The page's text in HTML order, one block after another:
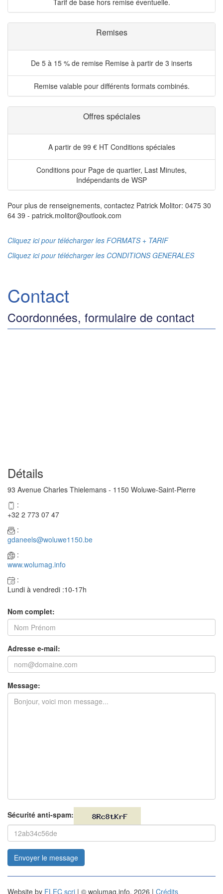
Tarif de base hors remise éventuelle.
Remises
De 5 à 15 % de remise Remise à partir de 3 inserts
Remise valable pour différents formats combinés.
Offres spéciales
A partir de 99 € HT Conditions spéciales
Conditions pour Page de quartier, Last Minutes,
Indépendants de WSP
Pour plus de renseignements, contactez Patrick Molitor: 0475 30
64 39 - patrick.molitor@outlook.com
Cliquez ici pour télécharger les FORMATS + TARIF
Cliquez ici pour télécharger les CONDITIONS GENERALES
Contact
Coordonnées, formulaire de contact
Détails
93 Avenue Charles Thielemans - 1150 Woluwe-Saint-Pierre
:
+32 2 773 07 47
:
gdaneels@woluwe1150.be
:
www.wolumag.info
:
Lundi à vendredi :10-17h
Nom complet:
Adresse e-mail:
Message:
Sécurité anti-spam:
Envoyer le message
Website by FLEC scri | © wolumag.info, 2026 | Crédits